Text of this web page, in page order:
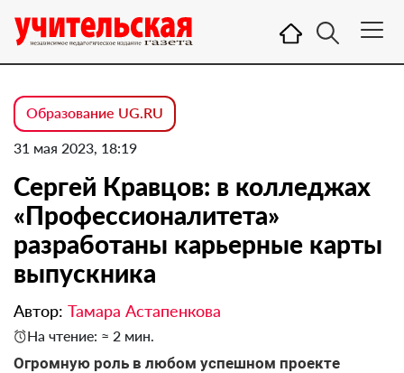
Образование UG.RU
31 мая 2023, 18:19
Сергей Кравцов: в колледжах
«Профессионалитета»
разработаны карьерные карты
выпускника
Автор: Тамара Астапенкова
На чтение: ≈ 2 мин.
Огромную роль в любом успешном проекте